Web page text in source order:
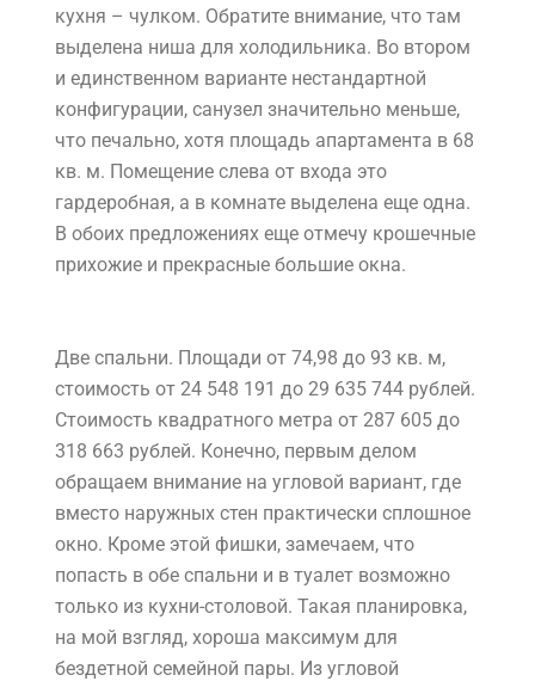
кухня – чулком. Обратите внимание, что там
выделена ниша для холодильника. Во втором
и единственном варианте нестандартной
конфигурации, санузел значительно меньше,
что печально, хотя площадь апартамента в 68
кв. м. Помещение слева от входа это
гардеробная, а в комнате выделена еще одна.
В обоих предложениях еще отмечу крошечные
прихожие и прекрасные большие окна.
Две спальни. Площади от 74,98 до 93 кв. м,
стоимость от 24 548 191 до 29 635 744 рублей.
Стоимость квадратного метра от 287 605 до
318 663 рублей. Конечно, первым делом
обращаем внимание на угловой вариант, где
вместо наружных стен практически сплошное
окно. Кроме этой фишки, замечаем, что
попасть в обе спальни и в туалет возможно
только из кухни-столовой. Такая планировка,
на мой взгляд, хороша максимум для
бездетной семейной пары. Из угловой